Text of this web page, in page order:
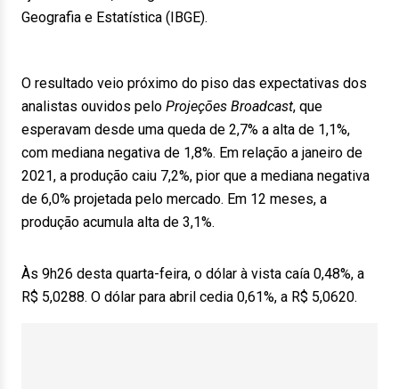
Geografia e Estatística (IBGE).
O resultado veio próximo do piso das expectativas dos
analistas ouvidos pelo Projeções Broadcast, que
esperavam desde uma queda de 2,7% a alta de 1,1%,
com mediana negativa de 1,8%. Em relação a janeiro de
2021, a produção caiu 7,2%, pior que a mediana negativa
de 6,0% projetada pelo mercado. Em 12 meses, a
produção acumula alta de 3,1%.
Às 9h26 desta quarta-feira, o dólar à vista caía 0,48%, a
R$ 5,0288. O dólar para abril cedia 0,61%, a R$ 5,0620.